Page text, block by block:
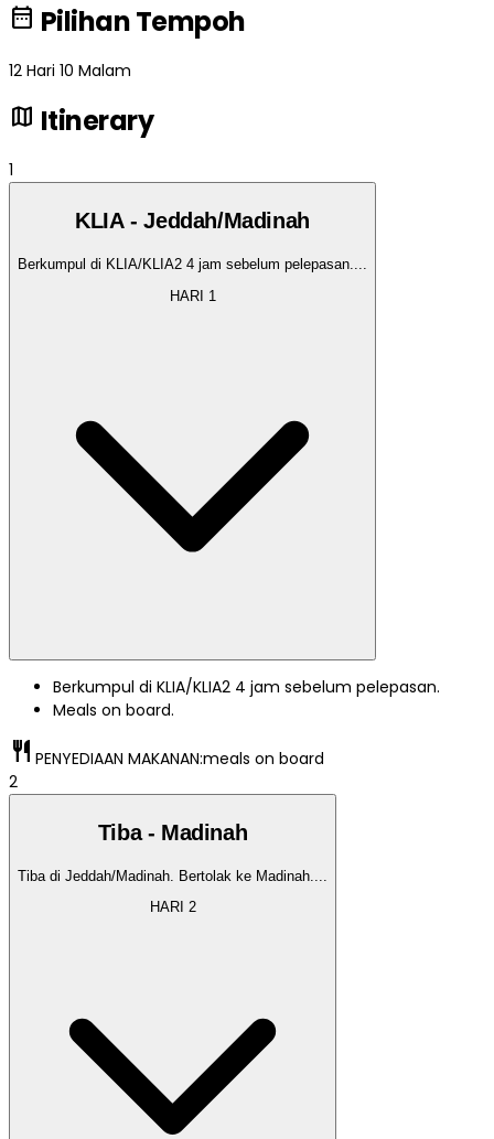
date_range Pilihan Tempoh
12 Hari 10 Malam
map Itinerary
1
KLIA - Jeddah/Madinah
Berkumpul di KLIA/KLIA2 4 jam sebelum pelepasan....
HARI 1
Berkumpul di KLIA/KLIA2 4 jam sebelum pelepasan.
Meals on board.
restaurant PENYEDIAAN MAKANAN:meals on board
2
Tiba - Madinah
Tiba di Jeddah/Madinah. Bertolak ke Madinah.
HARI 2